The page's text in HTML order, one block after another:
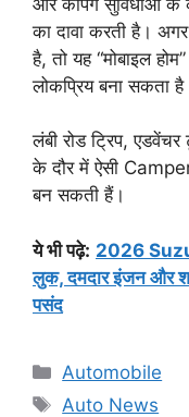
का दावा करती है।
है, तो यह “मोबाइल
लोकप्रिय बना सकता
लंबी रोड ट्रिप,
के दौर में ऐसी
बन सकती हैं।
ये भी पढ़े: 2026
लुक, दमदार इंजन और
पसंद
Categories
Automobile
Tags
Auto News